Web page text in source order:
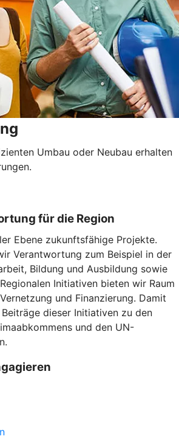
Umbau oder Neubau erhalten
für die Region
Ebene zukunftsfähige Projekte.
Verantwortung zum Beispiel in der
Bildung und Ausbildung sowie
Initiativen bieten wir Raum
und Finanzierung. Damit
dieser Initiativen zu den
und den UN-